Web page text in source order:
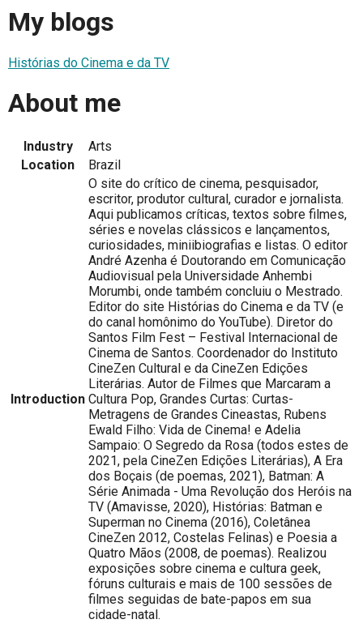
My blogs
Histórias do Cinema e da TV
About me
Industry
Arts
Location
Brazil
Introduction
O site do crítico de cinema, pesquisador,
escritor, produtor cultural, curador e jornalista.
Aqui publicamos críticas, textos sobre filmes,
séries e novelas clássicos e lançamentos,
curiosidades, miniibiografias e listas. O editor
André Azenha é Doutorando em Comunicação
Audiovisual pela Universidade Anhembi
Morumbi, onde também concluiu o Mestrado.
Editor do site Histórias do Cinema e da TV (e
do canal homônimo do YouTube). Diretor do
Santos Film Fest – Festival Internacional de
Cinema de Santos. Coordenador do Instituto
CineZen Cultural e da CineZen Edições
Literárias. Autor de Filmes que Marcaram a
Cultura Pop, Grandes Curtas: Curtas-
Metragens de Grandes Cineastas, Rubens
Ewald Filho: Vida de Cinema! e Adelia
Sampaio: O Segredo da Rosa (todos estes de
2021, pela CineZen Edições Literárias), A Era
dos Boçais (de poemas, 2021), Batman: A
Série Animada - Uma Revolução dos Heróis na
TV (Amavisse, 2020), Histórias: Batman e
Superman no Cinema (2016), Coletânea
CineZen 2012, Costelas Felinas) e Poesia a
Quatro Mãos (2008, de poemas). Realizou
exposições sobre cinema e cultura geek,
fóruns culturais e mais de 100 sessões de
filmes seguidas de bate-papos em sua
cidade-natal.